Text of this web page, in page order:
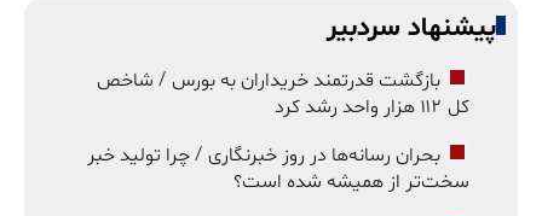
پیشنهاد سردبیر
بازگشت قدرتمند خریداران به بورس / شاخص
کل ۱۱۲ هزار واحد رشد کرد
بحران رسانه‌ها در روز خبرنگاری / چرا تولید خبر
سخت‌تر از همیشه شده است؟